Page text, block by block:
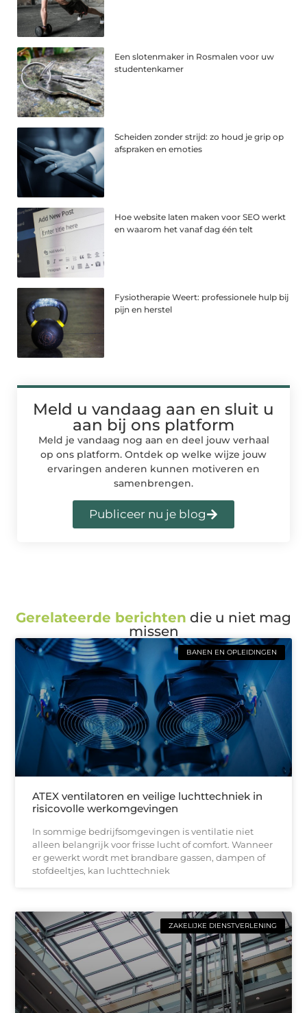
Een slotenmaker in Rosmalen voor uw
studentenkamer
Scheiden zonder strijd: zo houd je grip op
afspraken en emoties
Hoe website laten maken voor SEO werkt
en waarom het vanaf dag één telt
Fysiotherapie Weert: professionele hulp bij
pijn en herstel
Meld u vandaag aan en sluit u
aan bij ons platform
Meld je vandaag nog aan en deel jouw verhaal
op ons platform. Ontdek op welke wijze jouw
ervaringen anderen kunnen motiveren en
samenbrengen.
Publiceer nu je blog
Gerelateerde berichten die u niet mag
missen
BANEN EN OPLEIDINGEN
ATEX ventilatoren en veilige luchttechniek in
risicovolle werkomgevingen
In sommige bedrijfsomgevingen is ventilatie niet
alleen belangrijk voor frisse lucht of comfort. Wanneer
er gewerkt wordt met brandbare gassen, dampen of
stofdeeltjes, kan luchttechniek
ZAKELIJKE DIENSTVERLENING